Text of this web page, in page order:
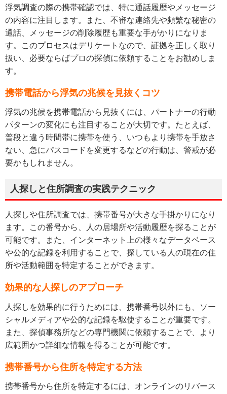
浮気調査の際の携帯確認では、特に通話履歴やメッセージ
の内容に注目します。また、不審な連絡先や頻繁な秘密の
通話、メッセージの削除履歴も重要な手がかりになりま
す。このプロセスはデリケートなので、証拠を正しく取り
扱い、必要ならばプロの探偵に依頼することをお勧めしま
す。
携帯電話から浮気の兆候を見抜くコツ
浮気の兆候を携帯電話から見抜くには、パートナーの行動
パターンの変化にも注目することが大切です。たとえば、
普段と違う時間帯に携帯を使う、いつもより携帯を手放さ
ない、急にパスコードを変更するなどの行動は、警戒が必
要かもしれません。
人探しと住所調査の実践テクニック
人探しや住所調査では、携帯番号が大きな手掛かりになり
ます。この番号から、人の居場所や活動履歴を探ることが
可能です。また、インターネット上の様々なデータベース
や公的な記録を利用することで、探している人の現在の住
所や活動範囲を特定することができます。
効果的な人探しのアプローチ
人探しを効果的に行うためには、携帯番号以外にも、ソー
シャルメディアや公的な記録を駆使することが重要です。
また、探偵事務所などの専門機関に依頼することで、より
広範囲かつ詳細な情報を得ることが可能です。
携帯番号から住所を特定する方法
携帯番号から住所を特定するには、オンラインのリバース